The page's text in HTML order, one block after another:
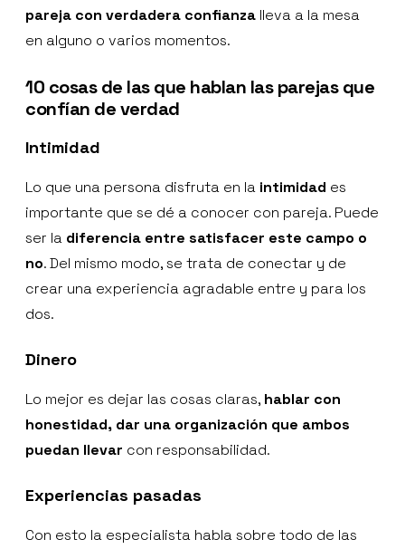
pareja con verdadera confianza lleva a la mesa
en alguno o varios momentos.
10 cosas de las que hablan las parejas que
confían de verdad
Intimidad
Lo que una persona disfruta en la intimidad es
importante que se dé a conocer con pareja. Puede
ser la diferencia entre satisfacer este campo o
no. Del mismo modo, se trata de conectar y de
crear una experiencia agradable entre y para los
dos.
Dinero
Lo mejor es dejar las cosas claras, hablar con
honestidad, dar una organización que ambos
puedan llevar con responsabilidad.
Experiencias pasadas
Con esto la especialista habla sobre todo de las